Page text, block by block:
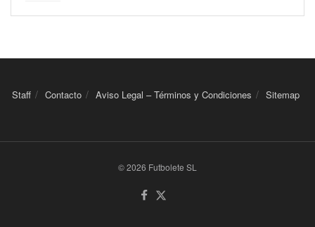
Staff Contacto Aviso Legal – Términos y Condiciones Sitemap
© 2026 Futbolete SL